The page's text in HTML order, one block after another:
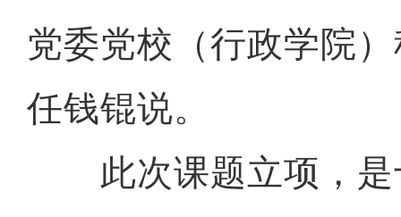
党委党校（行政学院
任钱锟说。
此次课题立项，是